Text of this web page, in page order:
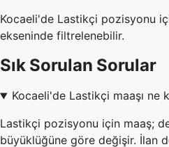
Kocaeli'de Lastikçi pozisyonu
ekseninde filtrelenebilir.
Sık Sorulan Sorular
Kocaeli'de Lastikçi maaşı ne
Lastikçi pozisyonu için maaş;
büyüklüğüne göre değişir. İlan